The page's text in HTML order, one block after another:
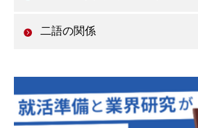
二語の関係